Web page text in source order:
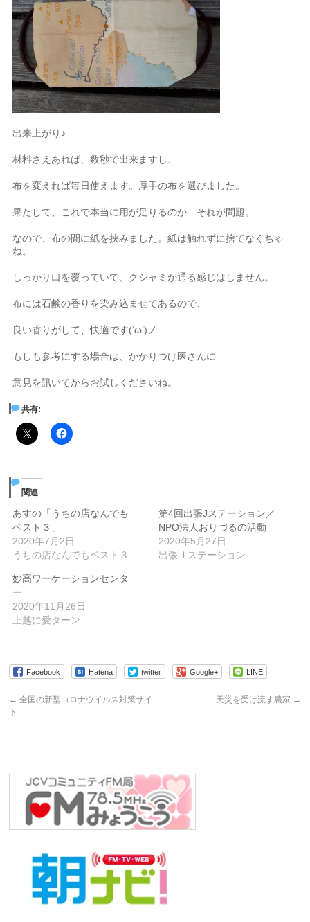
出来上がり♪
材料さえあれば、数秒で出来ますし、
布を変えれば毎日使えます。厚手の布を選びました。
果たして、これで本当に用が足りるのか…それが問題。
なので、布の間に紙を挟みました。紙は触れずに捨てなくちゃ
ね。
しっかり口を覆っていて、クシャミが通る感じはしません。
布には石鹸の香りを染み込ませてあるので、
良い香りがして、快適です(‘ω’)ノ
もしも参考にする場合は、かかりつけ医さんに
意見を訊いてからお試しくださいね。
共有:
関連
あすの「うちの店なんでも
ベスト３」
2020年7月2日
うちの店なんでもベスト３
第4回出張Jステーション／
NPO法人おりづるの活動
2020年5月27日
出張Ｊステーション
妙高ワーケーションセンタ
ー
2020年11月26日
上越に愛ターン
Facebook Hatena twitter Google+ LINE
← 全国の新型コロナウイルス対策サイ
ト
天災を受け流す農家 →